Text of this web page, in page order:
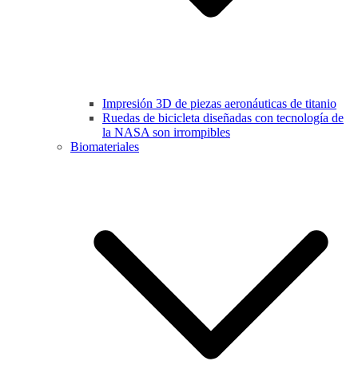
Impresión 3D de piezas aeronáuticas de titanio
Ruedas de bicicleta diseñadas con tecnología de
la NASA son irrompibles
Biomateriales